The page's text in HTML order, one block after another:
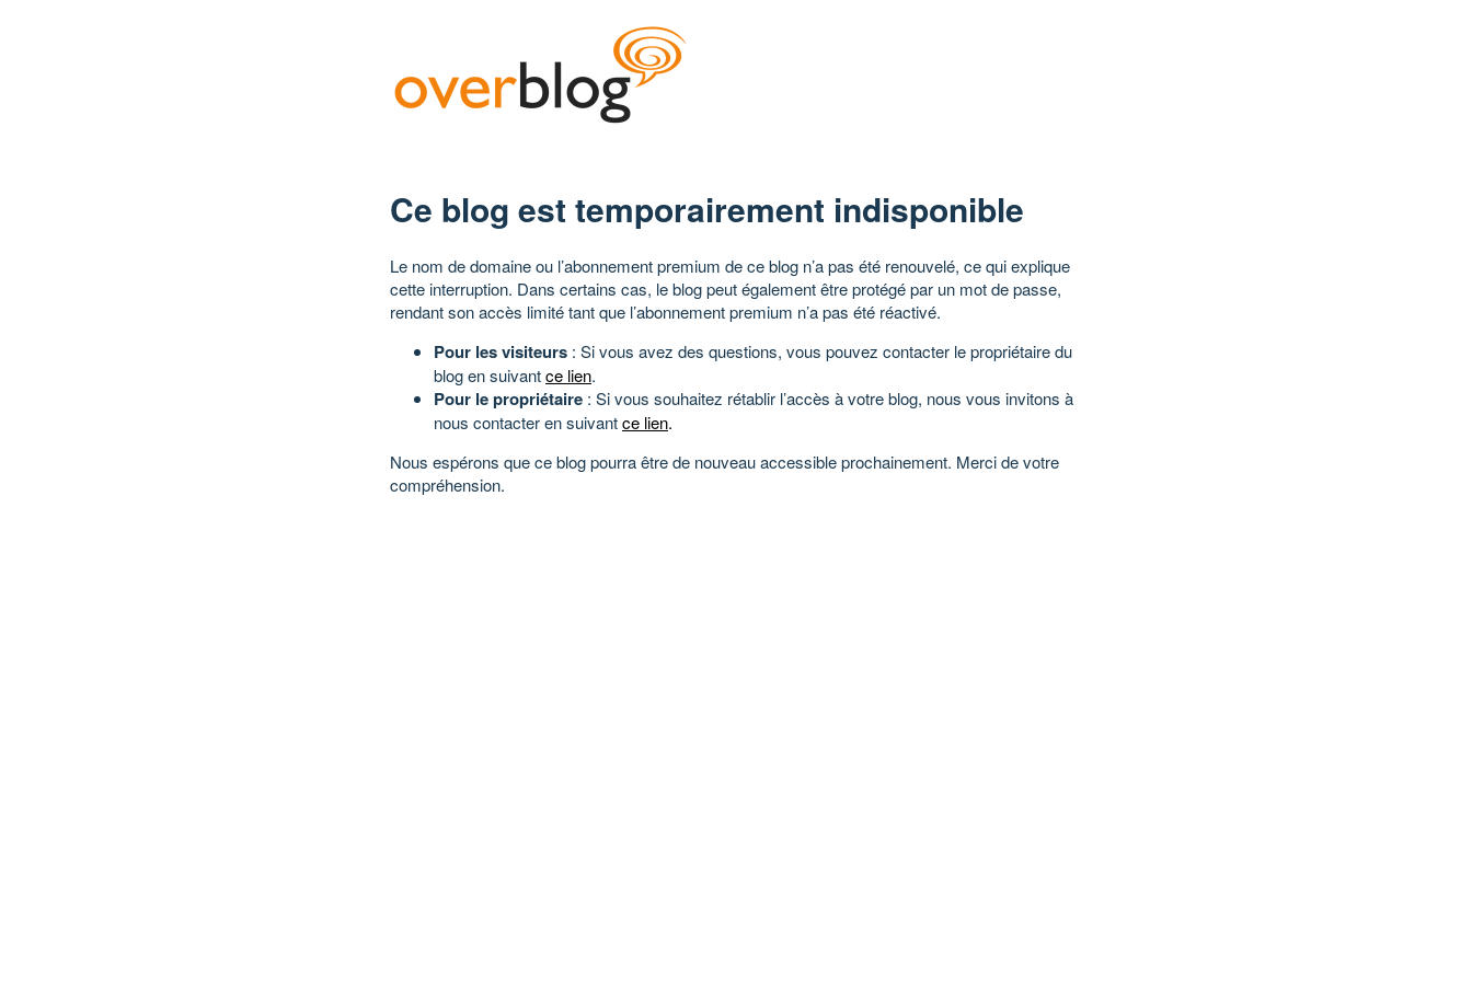
Ce blog est temporairement indisponible
Le nom de domaine ou l’abonnement premium de ce blog n’a pas été renouvelé, ce qui explique
cette interruption. Dans certains cas, le blog peut également être protégé par un mot de passe,
rendant son accès limité tant que l’abonnement premium n’a pas été réactivé.
Pour les visiteurs : Si vous avez des questions, vous pouvez contacter le propriétaire du
blog en suivantce lien.
Pour le propriétaire : Si vous souhaitez rétablir l’accès à votre blog, nous vous invitons à
nous contacter en suivantce lien.
Nous espérons que ce blog pourra être de nouveau accessible prochainement. Merci de votre
compréhension.